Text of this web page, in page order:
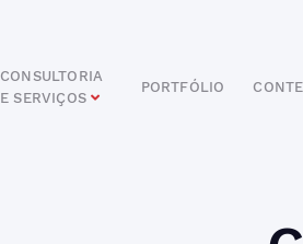
CONSULTORIA
E SERVIÇOS
ODONTOLÓGICO
PORTFÓLIO